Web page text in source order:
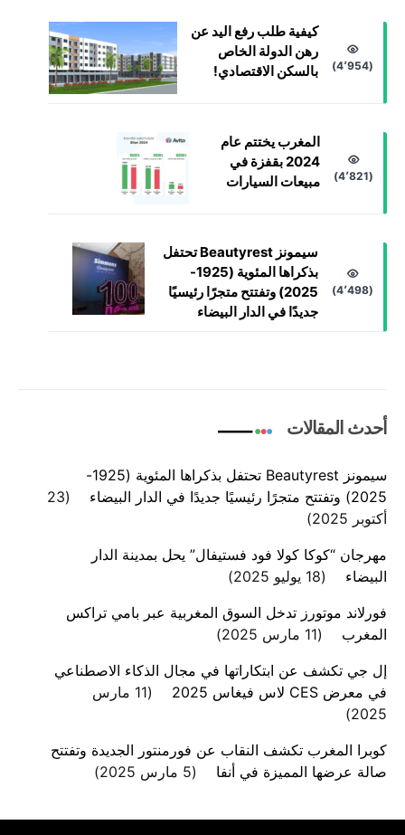
كيفية طلب رفع اليد عن
رهن الدولة الخاص
بالسكن الاقتصادي!
(4٬954)
المغرب يختتم عام
2024 بقفزة في
مبيعات السيارات
(4٬821)
سيمونز Beautyrest تحتفل
بذكراها المئوية (1925-
2025) وتفتتح متجرًا رئيسيًا
جديدًا في الدار البيضاء
(4٬498)
أحدث المقالات
سيمونز Beautyrest تحتفل بذكراها المئوية (1925-
2025) وتفتتح متجرًا رئيسيًا جديدًا في الدار البيضاء
23
أكتوبر 2025
مهرجان “كوكا كولا فود فستيفال” يحل بمدينة الدار
البيضاء
18 يوليو 2025
فورلاند موتورز تدخل السوق المغربية عبر بامي تراكس
المغرب
11 مارس 2025
إل جي تكشف عن ابتكاراتها في مجال الذكاء الاصطناعي
في معرض CES لاس فيغاس 2025
11 مارس
2025
كوبرا المغرب تكشف النقاب عن فورمنتور الجديدة وتفتتح
صالة عرضها المميزة في أنفا
5 مارس 2025